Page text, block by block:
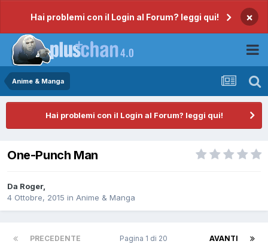
Hai problemi con il Login al Forum? leggi qui! ×
Anime & Manga
Hai problemi con il Login al Forum? leggi qui!
One-Punch Man
Da Roger,
4 Ottobre, 2015 in Anime & Manga
PRECEDENTE AVANTI
Pagina 1 di 20